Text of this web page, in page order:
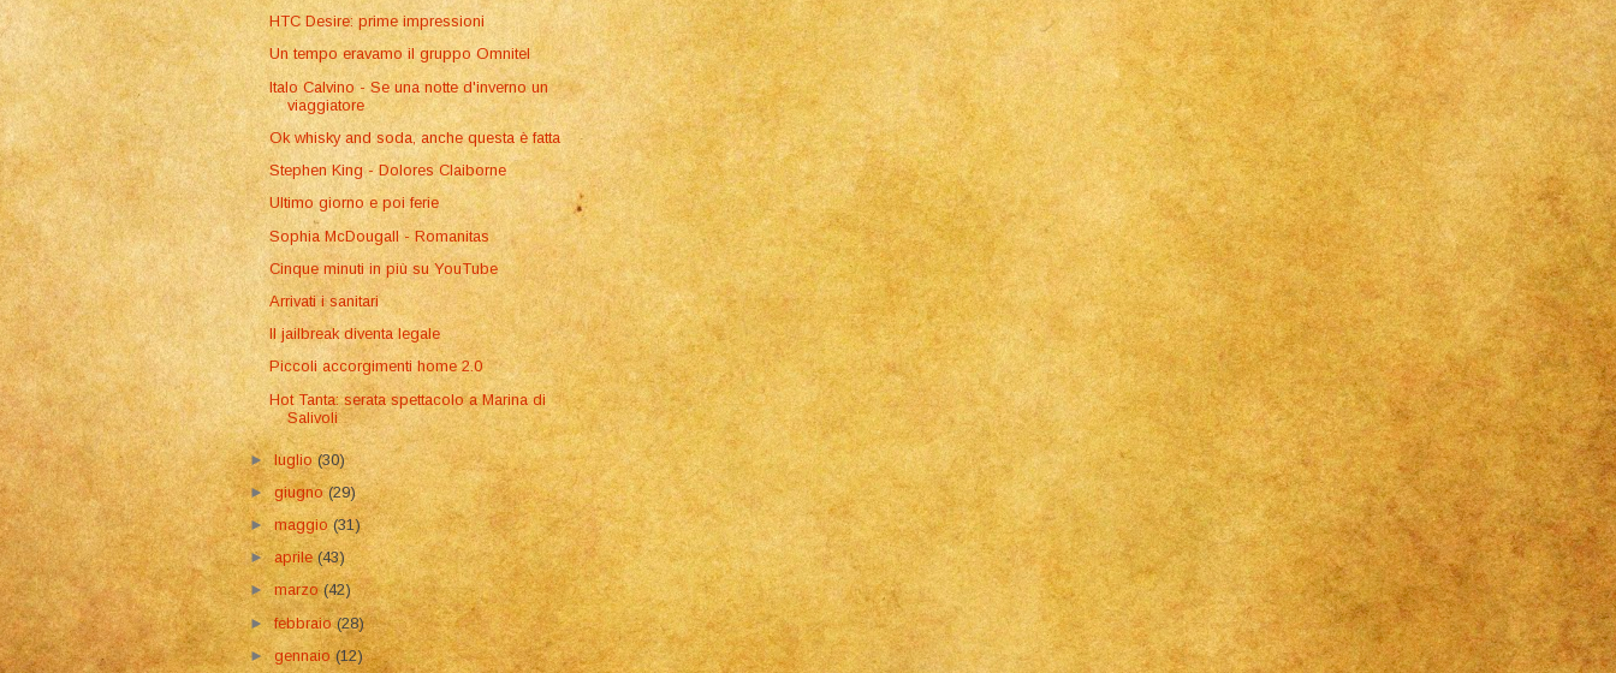
HTC Desire: prime impressioni
Un tempo eravamo il gruppo Omnitel
Italo Calvino - Se una notte d'inverno un
viaggiatore
Ok whisky and soda, anche questa è fatta
Stephen King - Dolores Claiborne
Ultimo giorno e poi ferie
Sophia McDougall - Romanitas
Cinque minuti in più su YouTube
Arrivati i sanitari
Il jailbreak diventa legale
Piccoli accorgimenti home 2.0
Hot Tanta: serata spettacolo a Marina di
Salivoli
►luglio(30)
►giugno(29)
►maggio(31)
►aprile(43)
►marzo(42)
►febbraio(28)
►gennaio(12)